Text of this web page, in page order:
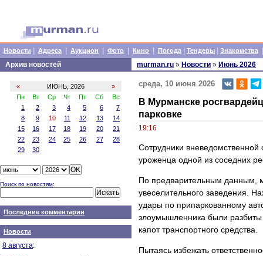
Новости Адреса Аукцион Фото Кино Погода Тендеры Знакомства
Архив новостей
« ИЮНЬ, 2026
»
Пн
Вт Ср Чт Пт Сб
Вс
1
2 3 4 5 6
7
8
9 10 11 12 13
14
15
16 17 18 19 20
21
22
23 24 25 26 27
28
29
30
Поиск по новостям:
Последние комментарии
Новости
8 августа:
murman.ru » Новости » Июнь 2026
среда, 10 июня 2026
В Мурманске
парковке
19:16
Сотрудники вневедомственной
уроженца одной из соседних
По предварительным данным,
увеселительного заведения.
удары по припаркованному
злоумышленника были разбиты
капот транспортного средства.
Пытаясь избежать